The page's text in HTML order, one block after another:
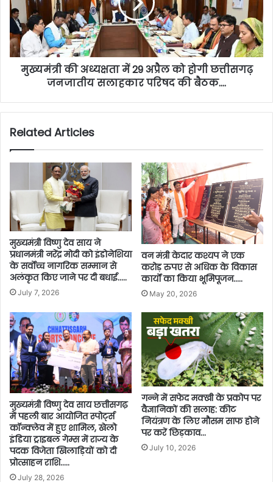
मुख्यमंत्री की अध्यक्षता में 29 अप्रैल को होगी छत्तीसगढ़
जनजातीय सलाहकार परिषद की बैठक….
Related Articles
मुख्यमंत्री विष्णु देव साय ने
प्रधानमंत्री नरेंद्र मोदी को इंडोनेशिया
के सर्वोच्च नागरिक सम्मान से
अलंकृत किए जाने पर दी बधाई…..
July 7, 2026
वन मंत्री केदार कश्यप ने एक
करोड़ रुपए से अधिक के विकास
कार्यों का किया भूमिपूजन…..
May 20, 2026
मुख्यमंत्री विष्णु देव साय छत्तीसगढ़
में पहली बार आयोजित स्पोर्ट्स
कॉन्क्लेव में हुए शामिल, खेलो
इंडिया ट्राइबल गेम्स में राज्य के
पदक विजेता खिलाड़ियों को दी
प्रोत्साहन राशि…..
July 28, 2026
गन्ने में सफेद मक्खी के प्रकोप पर
वैज्ञानिकों की सलाह: कीट
नियंत्रण के लिए मौसम साफ होने
पर करें छिड़काव…
July 10, 2026